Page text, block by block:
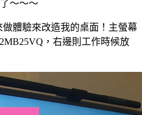
～～～
體驗來改造我的桌面！主螢幕
，右邊則工作時候放